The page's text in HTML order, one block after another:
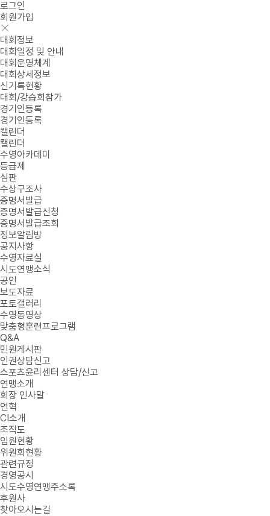
로그인
회원가입
대회정보
대회일정 및 안내
대회운영체계
대회상세정보
신기록현황
대회/강습회참가
경기인등록
경기인등록
캘린더
캘린더
수영아카데미
등급제
심판
수상구조사
증명서발급
증명서발급신청
증명서발급조회
정보알림방
공지사항
수영자료실
시도연맹소식
공인
보도자료
포토갤러리
수영동영상
맞춤형훈련프로그램
Q&A
민원게시판
인권상담신고
스포츠윤리센터 상담/신고
연맹소개
회장 인사말
연혁
CI소개
조직도
임원현황
위원회현황
관련규정
경영공시
시도수영연맹주소록
후원사
찾아오시는길